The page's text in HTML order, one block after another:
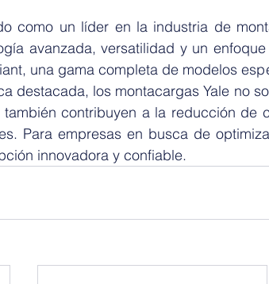
como un líder en la industria de
avanzada, versatilidad y un
una gama completa de modelos
destacada, los montacargas Yale no
contribuyen a la reducción de
Para empresas en busca de
innovadora y confiable.